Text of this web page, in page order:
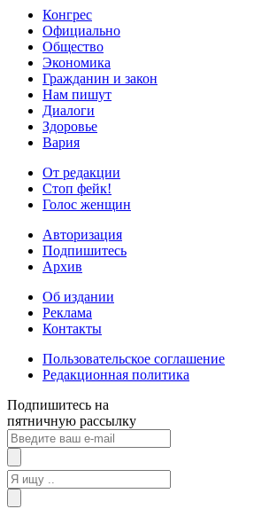
Конгрес
Официально
Общество
Экономика
Гражданин и закон
Нам пишут
Диалоги
Здоровье
Вария
От редакции
Стоп фейк!
Голос женщин
Авторизация
Подпишитесь
Архив
Об издании
Реклама
Контакты
Пользовательское соглашение
Редакционная политика
Подпишитесь на
пятничную рассылку